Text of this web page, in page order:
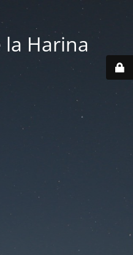
la Harina